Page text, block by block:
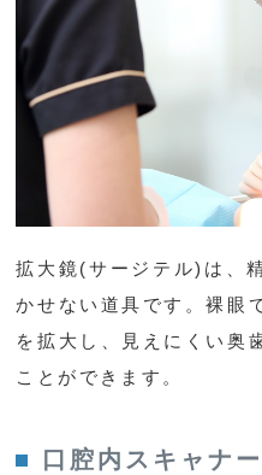
拡大鏡(サージテル)は、
かせない道具です。裸眼
を拡大し、見えにくい奥
ことができます。
口腔内スキャナー